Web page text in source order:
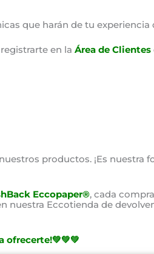
que harán de tu
en la Área de Clientes
productos. ¡Es nuestra
Eccopaper®, cada
Eccotienda de